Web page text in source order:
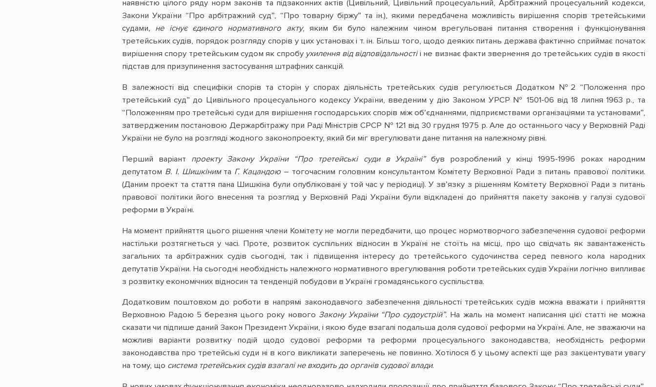
наявністю цілого ряду норм законів та підзаконних актів (Цивільний, Цивільний процесуальний, Арбітражний процесуальний кодекси,
Закони України “Про арбітражний суд”, “Про товарну біржу” та ін.), якими передбачена можливість вирішення спорів третейськими
судами, не існує єдиного нормативного акту, яким би було належним чином врегульовані питання створення і функціонування
третейських судів, порядок розгляду спорів у цих установах і т. ін. Більш того, щодо деяких питань держава фактично сприймає початок
вирішення спору третейським судом як спробу ухилення від відповідальностіі не визнає факти звернення до третейських судів в якості
підстав для призупинення застосування штрафних санкцій.
В залежності від специфіки спорів та сторін у спорах діяльність третейських судів регулюється Додатком №2 “Положення про
третейський суд” до Цивільного процесуального кодексу України, введеним у дію Законом УРСР № 1501-06 від 18 липня 1963 р., та
“Положенням про третейські суди для вирішення господарських спорів між об’єднаннями, підприємствами організаціями та установами”,
затвердженим постановою Держарбітражу при Раді Міністрів СРСР № 121 від 30 грудня 1975 р. Але до останнього часу у Верховній Раді
України не було на розгляді жодного законопроекту, який би міг врегулювати дане питання на належному рівні.
Перший варіант проекту Закону України “Про третейські суди в Україні”був розроблений у кінці 1995-1996 роках народним
депутатом В. І. Шишкінимта Г. Кацандою– тогочасним головним консультантом Комітету Верховної Ради з питань правової політики.
(Даним проект та стаття пана Шишкіна були опубліковані у той час у періодиці). У зв’язку з рішенням Комітету Верховної Ради з питань
правової політики його внесення та розгляд у Верховній Раді України були відкладені до прийняття пакету законів у галузі судової
реформи в Україні.
На момент прийняття цього рішення члени Комітету не могли передбачити, що процес нормотворчого забезпечення судової реформи
настільки розтягнеться у часі. Проте, розвиток суспільних відносин в Україні не стоїть на місці, про що свідчать як завантаженість
загальних та арбітражних судів сьогодні, так і підвищення інтересу до третейського судочинства серед певного кола народних
депутатів України. На сьогодні необхідність належного нормативного врегулювання роботи третейських судів України логічно випливає
з розвитку економічних відносин та тенденцій побудови в Україні громадянського суспільства.
Додатковим поштовхом до роботи в напрямі законодавчого забезпечення діяльності третейських судів можна вважати і прийняття
Верховною Радою 5 березня цього року нового Закону України “Про судоустрій”. На жаль на момент написання цієї статті не можна
сказати чи підпише даний Закон Президент України, і якою буде взагалі подальша доля судової реформи на Україні. Але, не зважаючи на
можливі варіанти розвитку подій щодо судової реформи та реформи процесуального законодавства, необхідність реформи
законодавства про третейські суди ні в кого викликати заперечень не повинно. Хотілося б у цьому аспекті ще раз закцентувати увагу
на тому, що система третейських судів взагалі не входить до органів судової влади.